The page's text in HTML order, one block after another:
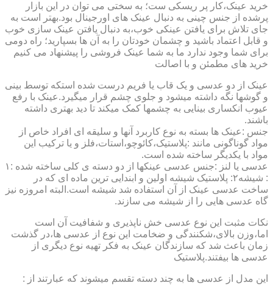
خرید عینک،کار پر ریسکی ست؛ به سختی می توان در این بازار
پرشده از جنس چینی به دنبال عینک های اورجینال بود.بهتر است به
جای تلاش برای یافتن عینکی خوب،به دنبال یافتن عینک سازی خوب
و قابل اعتماد باشید و چشمان خودتان را به آن ها بسپارید؛ راه دومی
برای شما وجود ندارد ما به شما عینک فروشی را پیشنهاد می کنیم
خرید های مطمئن و با اصالت
عینک از دو عدسی و یک قاب یا فریم درست شده استکه توسط بینی
و گوشها نگه داشته میشود و جلوی چشم قرار میگیرد.عینک با رفع
عیوب انکساری بینایی به چشمها کمک میکند تا دید بهتری داشته
باشند.
جنس :عینک ها بسته به نوع کاربرد آنها و سلیقه ای افراد خاص از
مواد گوناگونی مانند :پلاستیک،کائوچو،استات،فلز و یا ترکیب این
مواد با یکدیگر ساخته شده است.
عدسی یا لنز :جنس عدسی عینکها از دو دسته ی کلی ساخته شده :۱
: شیشه۲: پلاستیک شیشه اولین و ابندایی ترین ماده ای که در
ساخت عدسی عینک از آن استفاده شد شیشه است.البته امروزه نیز
گاه عدسی هایی را از شیشه می سازند.
نکات مثبت این نوع عدسی خش ناپذیری و شفافیت آن است
اما،وزن بالای،شکنندگی و ضخامت این نوع از عدسی ها،در گذشت
زمان باعث شد که سازندگان عینک به فکر تهیه نوع دیگری از
عدسی ها بیفتند.پلاستیک
این مدل از عدسی ها به چند دسته تقسم میشوند که عبارتند از :